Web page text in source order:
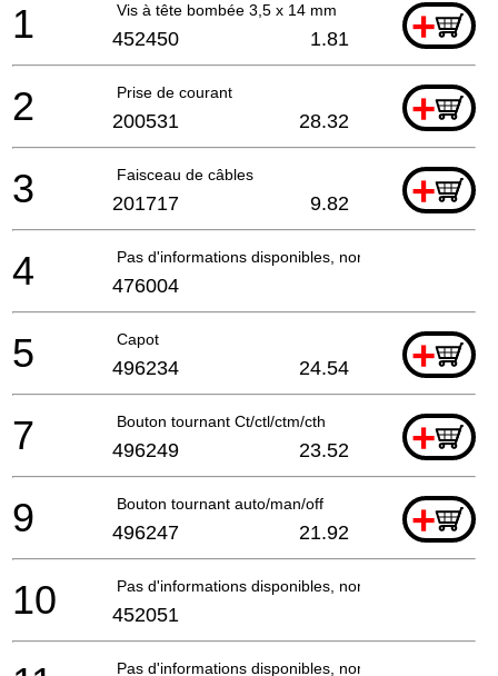
Vis à tête bombée 3,5 x 14 mm +
1 452450 1.81
Prise de courant +
2 200531 28.32
Faisceau de câbles +
3 201717 9.82
Pas d'informations disponibles, non commandable
4 476004
Capot +
5 496234 24.54
Bouton tournant Ct/ctl/ctm/cth +
7 496249 23.52
Bouton tournant auto/man/off +
9 496247 21.92
Pas d'informations disponibles, non commandable
10 452051
Pas d'informations disponibles, non commandable